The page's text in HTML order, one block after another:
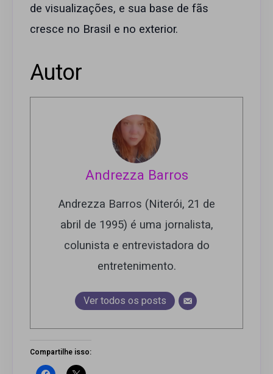
de visualizações, e sua base de fãs
cresce no Brasil e no exterior.
Autor
Andrezza Barros
Andrezza Barros (Niterói, 21 de
abril de 1995) é uma jornalista,
colunista e entrevistadora do
entretenimento.
Ver todos os posts
Compartilhe isso: